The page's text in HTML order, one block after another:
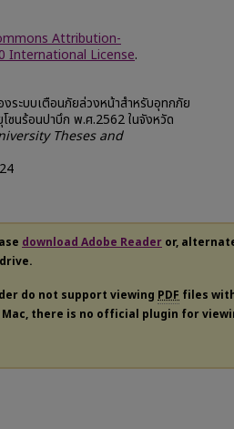
Attribution-
International License.
ระบบเตือนภัยล่วงหน้าสำหรับอุทกภัย
ซนร้อนปาบึก พ.ศ.2562 ในจังหวัด
Theses and
download Adobe Reader or,
do not support viewing PDF files
there is no official plugin for